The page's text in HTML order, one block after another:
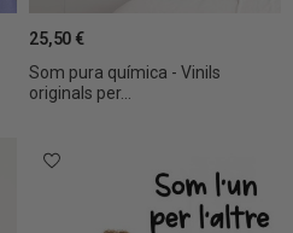
Som pura química - Vinils
originals per...
25,50 €